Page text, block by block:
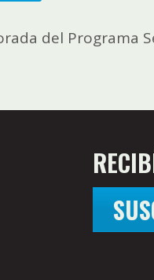
del Programa